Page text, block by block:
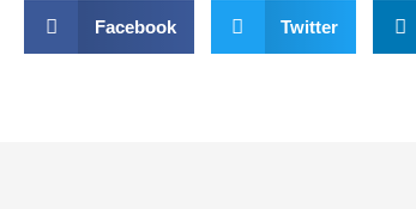
Facebook Twitter